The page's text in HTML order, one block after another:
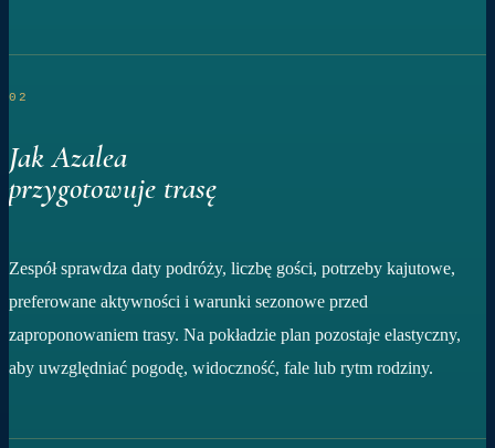
02
Jak Azalea
przygotowuje trasę
Zespół sprawdza daty podróży, liczbę gości, potrzeby kajutowe,
preferowane aktywności i warunki sezonowe przed
zaproponowaniem trasy. Na pokładzie plan pozostaje elastyczny,
aby uwzględniać pogodę, widoczność, fale lub rytm rodziny.